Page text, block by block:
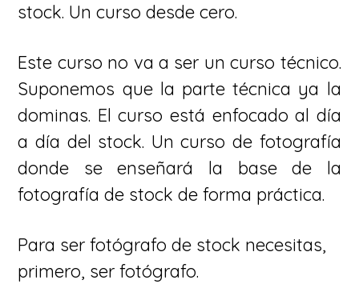
stock. Un curso desde cero.
Este curso no va a ser un curso técnico.
Suponemos que la parte técnica ya la
dominas. El curso está enfocado al día
a día del stock. Un curso de fotografía
donde se enseñará la base de la
fotografía de stock de forma práctica.
Para ser fotógrafo de stock necesitas,
primero, ser fotógrafo.